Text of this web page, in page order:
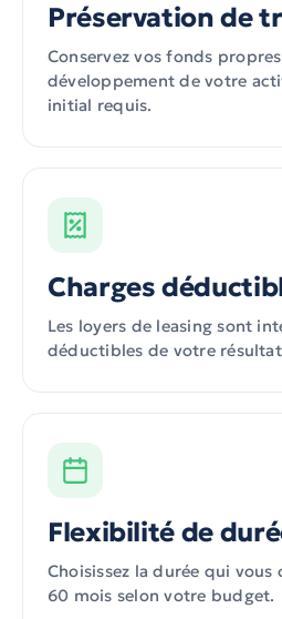
Préservation de
Conservez vos fonds
développement de votre
initial requis.
Charges
Les loyers de leasing sont
déductibles de votre
Flexibilité de
Choisissez la durée qui vous
60 mois selon votre budget.